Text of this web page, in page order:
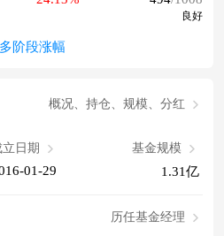
良好
阶段涨幅
概况、持仓、规模、分红
立日期
01-29
基金规模
1.31亿
历任基金经理